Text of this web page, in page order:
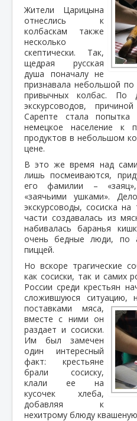
Жители Царицына
отнеслись к
колбаскам также
несколько
скептически. Так,
щедрая русская
душа поначалу не
признавала небольшой
привычных колбас. По
экскурсоводов,
Сарепте стала
немецкое население к
продуктов в небольшом
цене.
В это же время над
лишь посмеиваются,
его фамилии –
«заячьими ушками».
экскурсоводы, сосиска
части создавалась из
набивалась баранья
очень бедные люди, по
пиццей.
Но вскоре трагические
как сосиски, так и самих
России среди крестьян
сложившуюся ситуацию,
поставками мяса,
вместе с ними он
раздает и сосиски.
Им был замечен
один интересный
факт: крестьяне
брали сосиску,
клали ее на
кусочек хлеба,
добавляя к
нехитрому блюду квашеную